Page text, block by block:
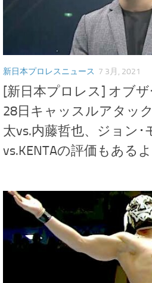
新日本プロレスニュース 7 3月, 2021
[新日本プロレス] オブ
28日キャッスルアタッ
太vs.内藤哲也、ジョン･
vs.KENTAの評価もある